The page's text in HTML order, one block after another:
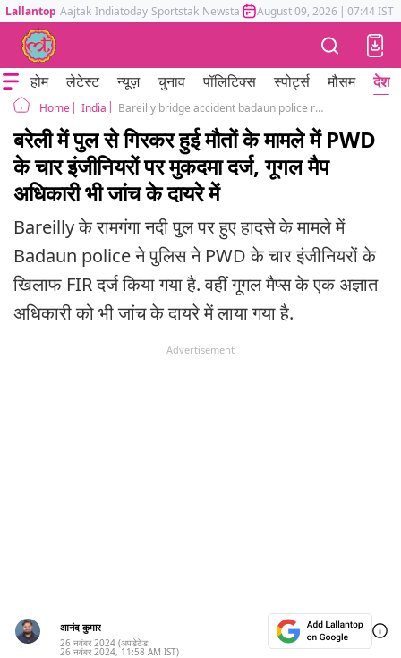
Lallantop Aajtak Indiatoday Sportstak Newstak Mumbai Tak Astrotak
August 09, 2026 | 07:44 IST
होम लेटेस्ट न्यूज़ चुनाव पॉलिटिक्स स्पोर्ट्स मौसम देश
Home India Bareilly bridge accident badaun police register fir against pwd engineers
बरेली में पुल से गिरकर हुई मौतों के मामले में PWD
के चार इंजीनियरों पर मुकदमा दर्ज, गूगल मैप
अधिकारी भी जांच के दायरे में
Bareilly के रामगंगा नदी पुल पर हुए हादसे के मामले में
Badaun police ने पुलिस ने PWD के चार इंजीनियरों के
खिलाफ FIR दर्ज किया गया है. वहीं गूगल मैप्स के एक अज्ञात
अधिकारी को भी जांच के दायरे में लाया गया है.
Advertisement
आनंद कुमार
26 नवंबर 2024 (अपडेटेड:
26 नवंबर 2024, 11:58 AM IST)